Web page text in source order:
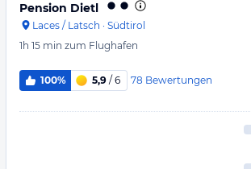
Pension Dietl
Laces / Latsch · Südtirol
1h 15 min zum Flughafen
100% 5,9 / 6 78 Bewertungen